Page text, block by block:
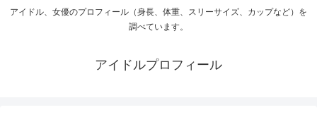
アイドル、女優のプロフィール（身長、体重、スリーサイズ、カップなど）を
調べています。
アイドルプロフィール